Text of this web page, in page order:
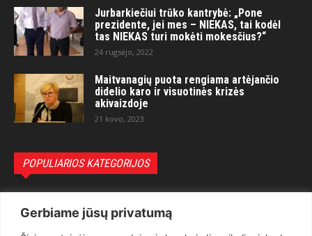
Gerbiame jūsų privatumą
Jurbarkiečiui trūko kantrybė: „Pone
prezidente, jei mes – NIEKAS, tai kodėl
tas NIEKAS turi mokėti mokesčius?“
24 rugsėjo, 2022
Maitvanagių puota rengiama artėjančio
didelio karo ir visuotinės krizės
akivaizdoje
21 kovo, 2023
POPULIARIOS KATEGORIJOS